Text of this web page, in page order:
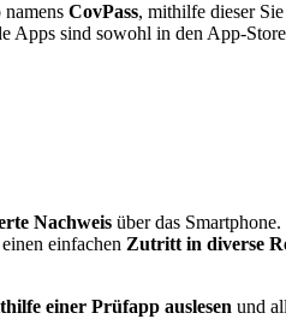
CovPass, mithilfe dieser
Apps sind sowohl in den App-
Nachweis über das
einfachen Zutritt in diverse
einer Prüfapp auslesen und